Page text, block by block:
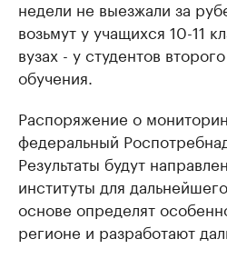
недели не выезжали за
возьмут у учащихся 10-11
вузах - у студентов
обучения.
Распоряжение о
федеральный
Результаты будут
институты для
основе определят
регионе и разработают